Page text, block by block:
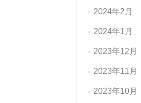
2024年2月
2024年1月
2023年12月
2023年11月
2023年10月